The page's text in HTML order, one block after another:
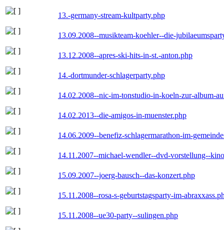
13.-germany-stream-kultparty.php
13.09.2008--musikteam-koehler--die-
13.12.2008--apres-ski-hits-in-st.-anton.php
14.-dortmunder-schlagerparty.php
14.02.2008--nic-im-tonstudio-in-koeln-zur-album-
14.02.2013--die-amigos-in-muenster.php
14.06.2009--benefiz-schlagermarathon-im-
14.11.2007--michael-wendler--dvd-vorstellung--
15.09.2007--joerg-bausch--das-konzert.php
15.11.2008--rosa-s-geburtstagsparty-im-
15.11.2008--ue30-party--sulingen.php